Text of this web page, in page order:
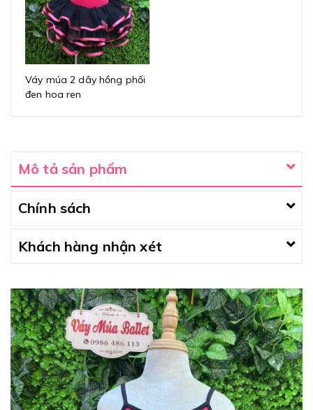
Váy múa 2 dây hồng phối
đen hoa ren
Mô tả sản phẩm
Chính sách
Khách hàng nhận xét